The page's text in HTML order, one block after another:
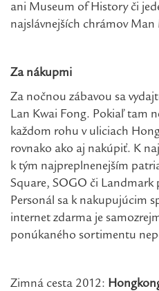
ani Museum of History či
najslávnejších chrámov Man
Za nákupmi
Za nočnou zábavou sa
Lan Kwai Fong. Pokiaľ tam
každom rohu v uliciach
rovnako ako aj nakúpiť. K
k tým najpreplnenejším
Square, SOGO či
Personál sa k nakupujúcim
internet zdarma je
ponúkaného sortimentu
Zimná cesta 2012: